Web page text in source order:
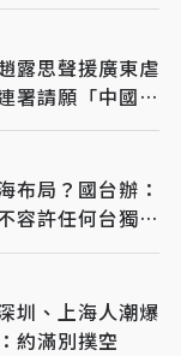
露思聲援廣東虐
署請願「中國人
布局？國台辦：
容許任何台獨空
圳、上海人潮爆
約滿別撲空